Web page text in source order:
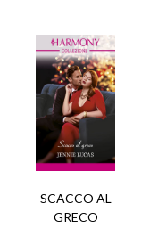
SCACCO AL
GRECO